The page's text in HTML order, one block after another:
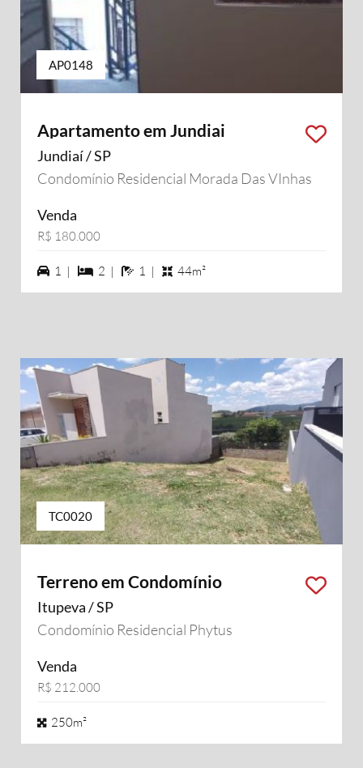
AP0148
Apartamento em Jundiai
Jundiaí / SP
Condomínio Residencial Morada Das VInhas
Venda
R$ 180.000
1 vagas na garagem
1 | 2 dormiórios
2 | 1 banheiros
1 | 44m²
TC0020
Terreno em Condomínio
Itupeva / SP
Condomínio Residencial Phytus
Venda
R$ 212.000
250m²